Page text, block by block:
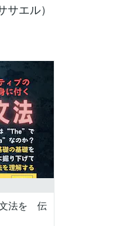
エル）
法を 伝